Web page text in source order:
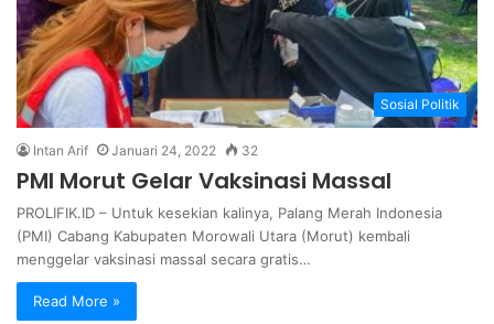
Sosial Politik
Intan Arif Januari 24, 2022 32
PMI Morut Gelar Vaksinasi Massal
PROLIFIK.ID – Untuk kesekian kalinya, Palang Merah Indonesia
(PMI) Cabang Kabupaten Morowali Utara (Morut) kembali
menggelar vaksinasi massal secara gratis…
Read More »